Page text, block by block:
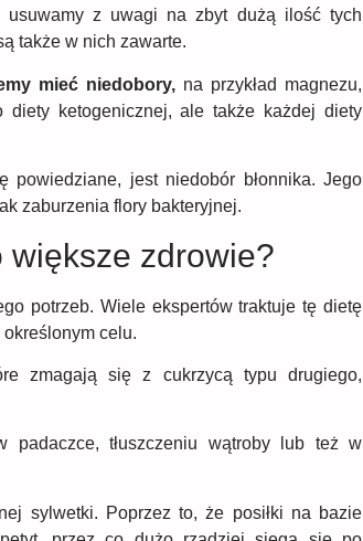
usuwamy z uwagi na zbyt dużą ilość tych
także w nich zawarte.
mieć niedobory, na przykład magnezu,
diety ketogenicznej, ale także każdej diety
powiedziane, jest niedobór błonnika. Jego
zaburzenia flory bakteryjnej.
zdrowie?
potrzeb. Wiele ekspertów traktuje tę dietę
celu.
zmagają się z cukrzycą typu drugiego,
tłuszczeniu wątroby lub też w
sylwetki. Poprzez to, że posiłki na bazie